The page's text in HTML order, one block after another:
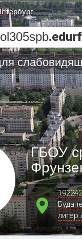
.edurf
ГБОУ
литер